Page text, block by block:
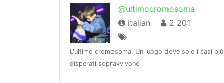
@ultimocromosoma
italian
2 201
L'ultimo cromosoma. Un luogo dove solo i casi più
disperati sopravvivono